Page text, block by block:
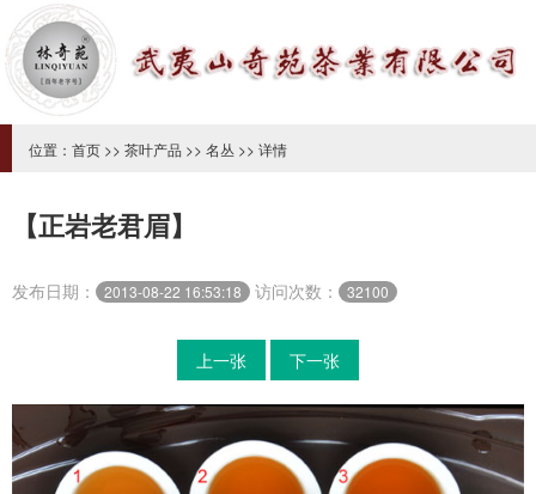
位置： 首页 >> 茶叶产品 >> 名丛 >> 详情
【正岩老君眉】
发布日期： 2013-08-22 16:53:18 访问次数： 32100
上一张 下一张